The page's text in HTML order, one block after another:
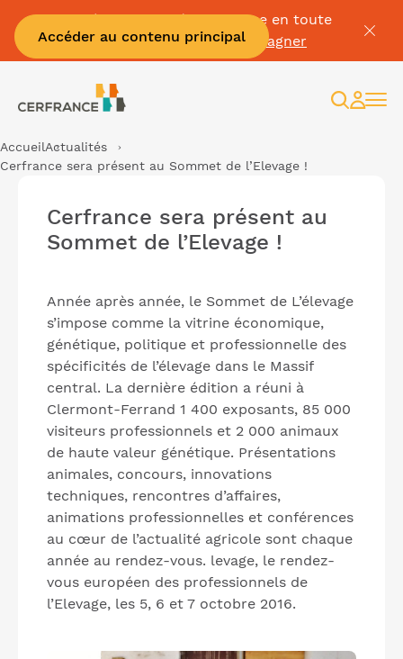
Accéder au contenu principal
Passez à la facture électronique en toute
sérénité :Je me fais accompagner
AccueilActualités
Cerfrance sera présent au Sommet de l’Elevage !
Cerfrance sera présent au
Sommet de l’Elevage !
Année après année, le Sommet de L’élevage
s’impose comme la vitrine économique,
génétique, politique et professionnelle des
spécificités de l’élevage dans le Massif
central. La dernière édition a réuni à
Clermont-Ferrand 1 400 exposants, 85 000
visiteurs professionnels et 2 000 animaux
de haute valeur génétique. Présentations
animales, concours, innovations
techniques, rencontres d’affaires,
animations professionnelles et conférences
au cœur de l’actualité agricole sont chaque
année au rendez-vous. levage, le rendez-
vous européen des professionnels de
l’Elevage, les 5, 6 et 7 octobre 2016.